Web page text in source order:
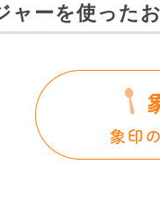
ライン相談窓口
」に直接
を掲載する際には、細
あらかじめご了承くださ
報が全て正確であり、有
報が常に最新のものであ
ャーを使った